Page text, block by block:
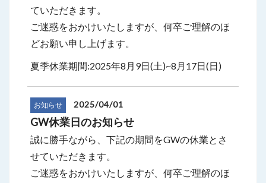
ていただきます。
ご迷惑をおかけいたしますが、何卒ご理解のほ
どお願い申し上げます。
夏季休業期間:2025年8月9日(土)~8月17日(日)
お知らせ 2025/04/01
GW休業日のお知らせ
誠に勝手ながら、下記の期間をGWの休業とさ
せていただきます。
ご迷惑をおかけいたしますが、何卒ご理解のほ